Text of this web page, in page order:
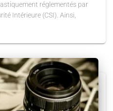
réglementés par
Intérieure (CSI). Ainsi,